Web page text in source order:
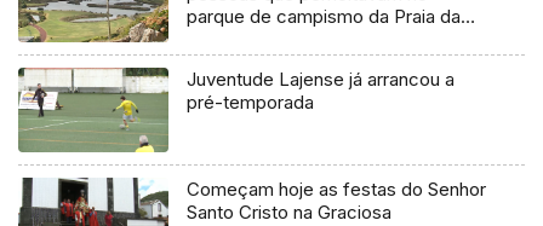
parque de campismo da Praia da
Juventude Lajense já arrancou a
pré-temporada
Começam hoje as festas do Senhor
Santo Cristo na Graciosa